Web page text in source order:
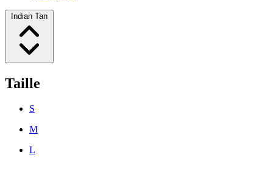
Indian Tan
Taille
S
M
L